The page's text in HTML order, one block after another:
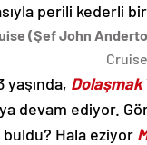
perili kederli
(Şef John
yaşında, Dolaşmak
devam ediyor.
Hala eziyor